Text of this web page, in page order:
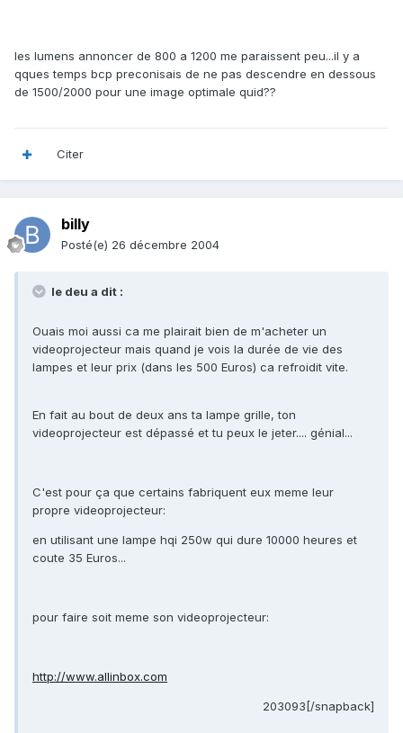
les lumens annoncer de 800 a 1200 me paraissent peu...il y a
qques temps bcp preconisais de ne pas descendre en dessous
de 1500/2000 pour une image optimale quid??
Citer
billy
Posté(e) 26 décembre 2004
le deu a dit :
Ouais moi aussi ca me plairait bien de m'acheter un
videoprojecteur mais quand je vois la durée de vie des
lampes et leur prix (dans les 500 Euros) ca refroidit vite.
En fait au bout de deux ans ta lampe grille, ton
videoprojecteur est dépassé et tu peux le jeter.... génial...
C'est pour ça que certains fabriquent eux meme leur
propre videoprojecteur:
en utilisant une lampe hqi 250w qui dure 10000 heures et
coute 35 Euros...
pour faire soit meme son videoprojecteur:
http://www.allinbox.com
203093[/snapback]